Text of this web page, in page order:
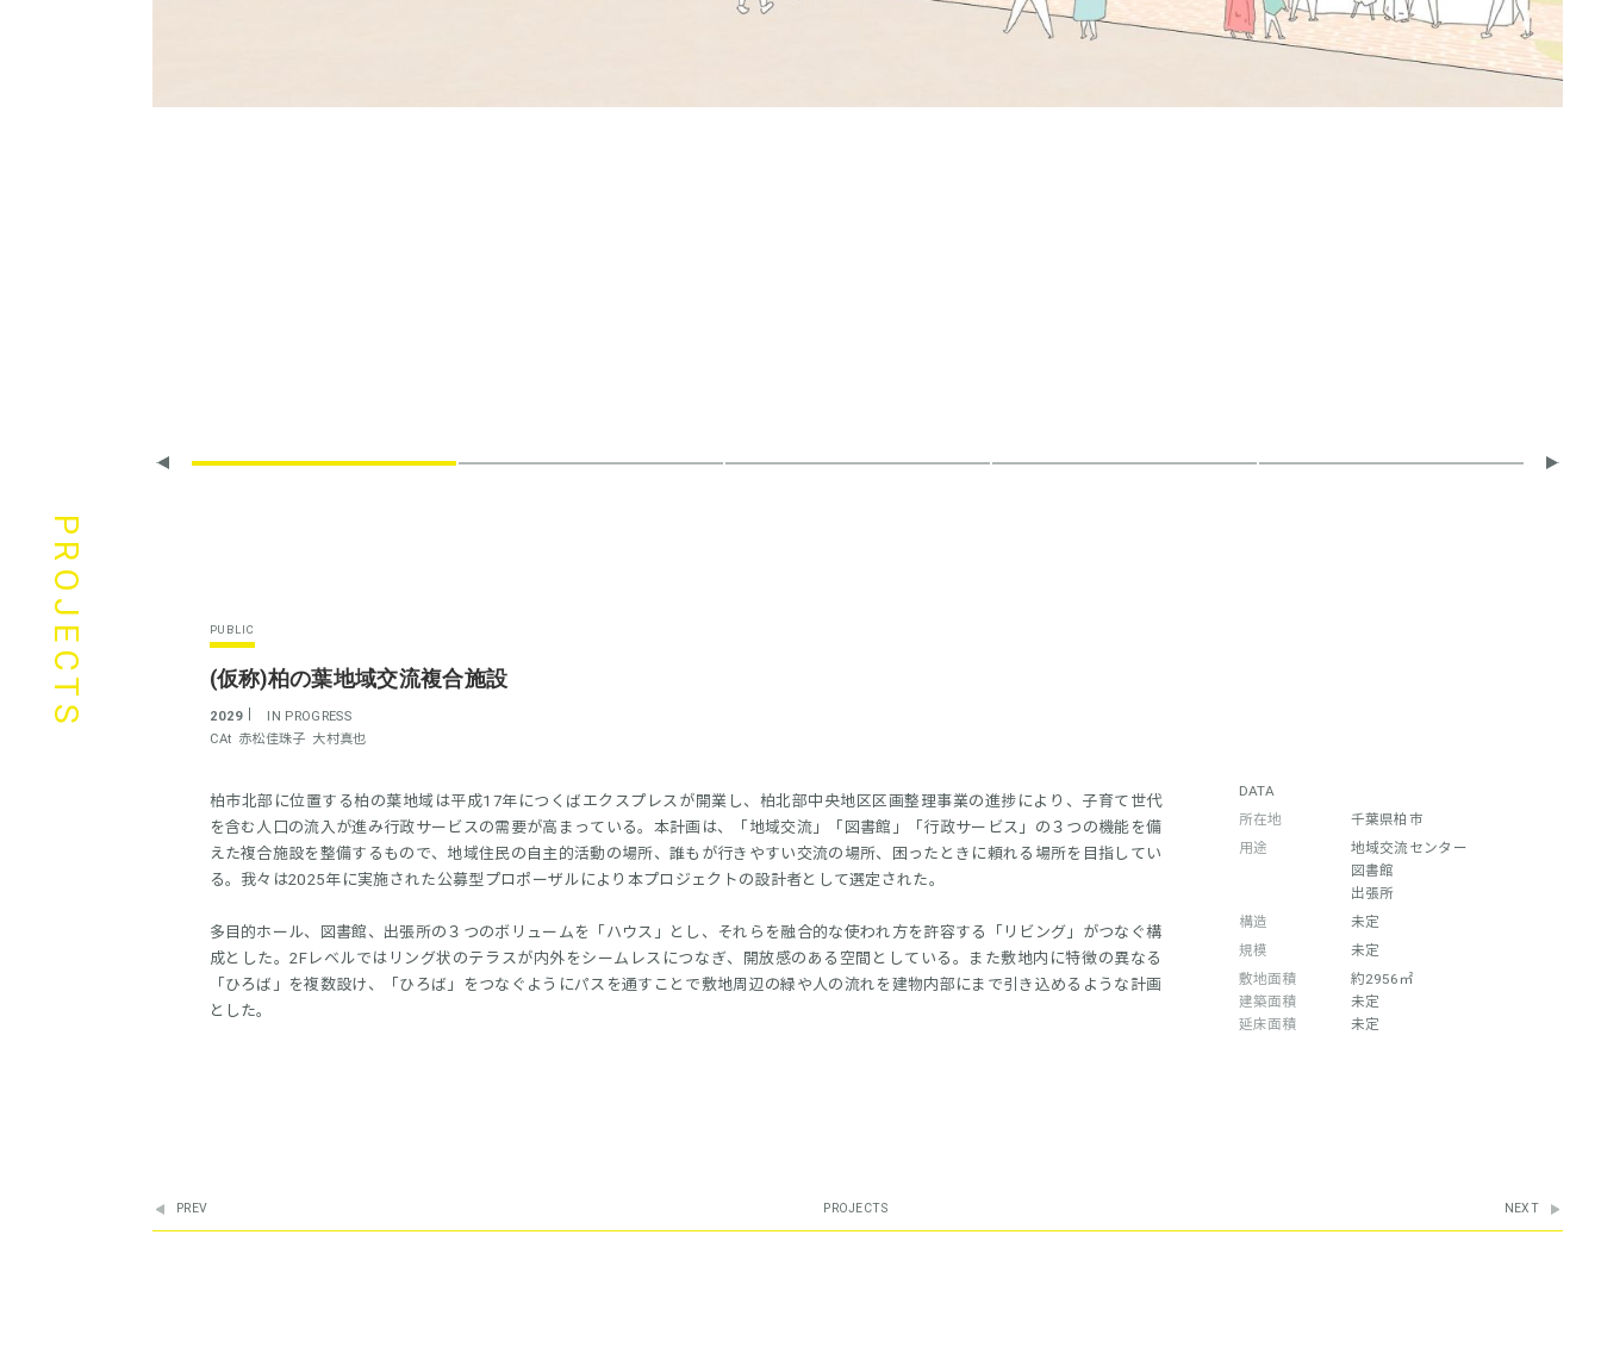
PROJECTS PUBLIC
(仮称)柏の葉地域交流複合施設
2029
IN PROGRESS
CAt 赤松佳珠子 大村真也
柏市北部に位置する柏の葉地域は平成17年につくばエクスプレスが開業し、柏北部中央地区区画整理事業の進捗により、子育て世代
を含む人口の流入が進み行政サービスの需要が高まっている。本計画は、「地域交流」「図書館」「行政サービス」の３つの機能を備
えた複合施設を整備するもので、地域住民の自主的活動の場所、誰もが行きやすい交流の場所、困ったときに頼れる場所を目指してい
る。我々は2025年に実施された公募型プロポーザルにより本プロジェクトの設計者として選定された。
多目的ホール、図書館、出張所の３つのボリュームを「ハウス」とし、それらを融合的な使われ方を許容する「リビング」がつなぐ構
成とした。2Fレベルではリング状のテラスが内外をシームレスにつなぎ、開放感のある空間としている。また敷地内に特徴の異なる
「ひろば」を複数設け、「ひろば」をつなぐようにパスを通すことで敷地周辺の緑や人の流れを建物内部にまで引き込めるような計画
とした。
DATA
所在地
千葉県柏市
用途
地域交流センター
図書館
出張所
構造
未定
規模
未定
敷地面積
建築面積
延床面積
約2956㎡
未定
未定
PREV PROJECTS NEXT